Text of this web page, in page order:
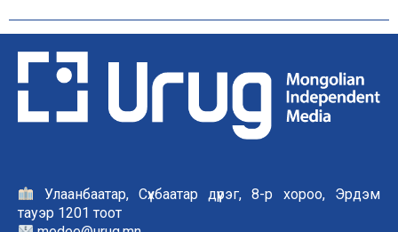
Улаанбаатар, Сүхбаатар дүүрэг, 8-р хороо, Эрдэм
тауэр 1201 тоот